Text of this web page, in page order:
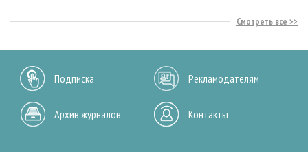
Смотреть все
Подписка Рекламодателям
Архив журналов Контакты